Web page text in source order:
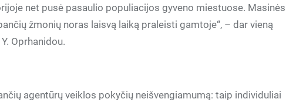
net pusė pasaulio populiacijos gyveno miestuose. Masinės
žmonių noras laisvą laiką praleisti gamtoje“, – dar vieną
Oprhanidou.
agentūrų veiklos pokyčių neišvengiamumą: taip individuliai